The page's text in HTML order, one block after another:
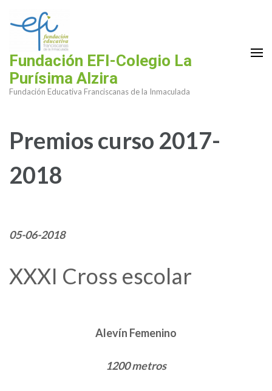
contenido
(presiona
tecla
Fundación EFI-Colegio La
Purísima Alzira
Fundación Educativa Franciscanas de la Inmaculada
Premios curso 2017-
2018
05-06-2018
XXXI Cross escolar
Alevín Femenino
1200 metros